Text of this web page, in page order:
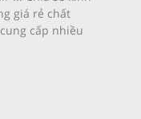
giá rẻ chất
cấp nhiều